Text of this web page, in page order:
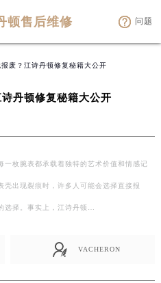
顿售后维修 问题
废？江诗丹顿修复秘籍大公开
丹顿修复秘籍大公开
一枚腕表都承载着独特的艺术价值和情感记
壳出现裂痕时，许多人可能会选择直接报
选择。事实上，江诗丹顿…
VACHERON